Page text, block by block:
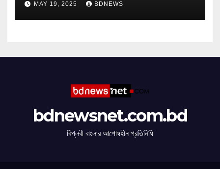
MAY 19, 2025 BDNEWS
bdnewsnet.com.bd
বিপ্লবী বাংলার আপোষহীন প্রতিনিধি